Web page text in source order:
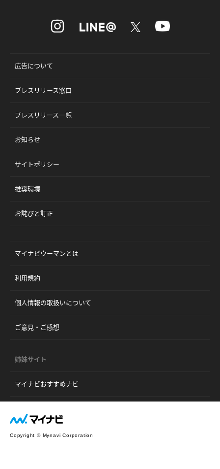
広告について
プレスリリース窓口
プレスリリース一覧
お知らせ
サイトポリシー
推奨環境
お詫びと訂正
マイナビウーマンとは
利用規約
個人情報の取扱いについて
ご意見・ご感想
姉妹サイト
マイナビおすすめナビ
Copyright © Mynavi Corporation